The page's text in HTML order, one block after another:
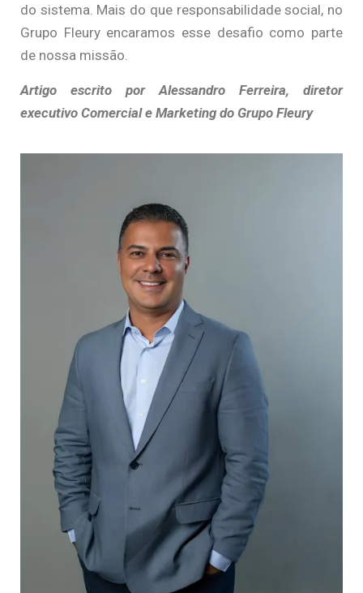
do sistema. Mais do que responsabilidade social, no
Grupo Fleury encaramos esse desafio como parte
de nossa missão.
Artigo escrito por Alessandro Ferreira, diretor
executivo Comercial e Marketing do Grupo Fleury